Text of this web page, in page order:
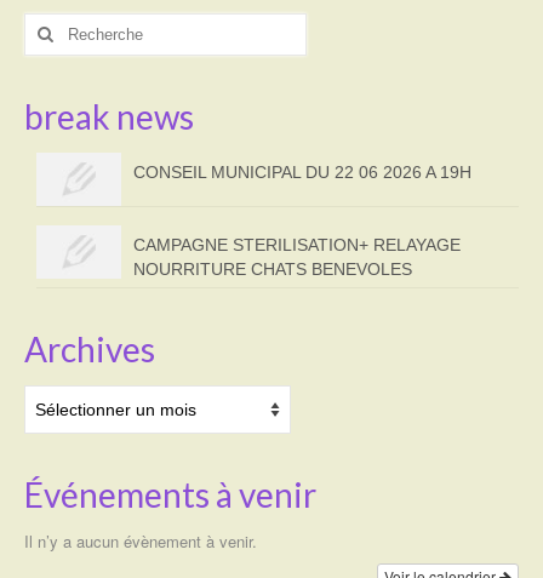
Rechercher
break news
CONSEIL MUNICIPAL DU 22 06 2026 A 19H
CAMPAGNE STERILISATION+ RELAYAGE
NOURRITURE CHATS BENEVOLES
Archives
Événements à venir
Il n’y a aucun évènement à venir.